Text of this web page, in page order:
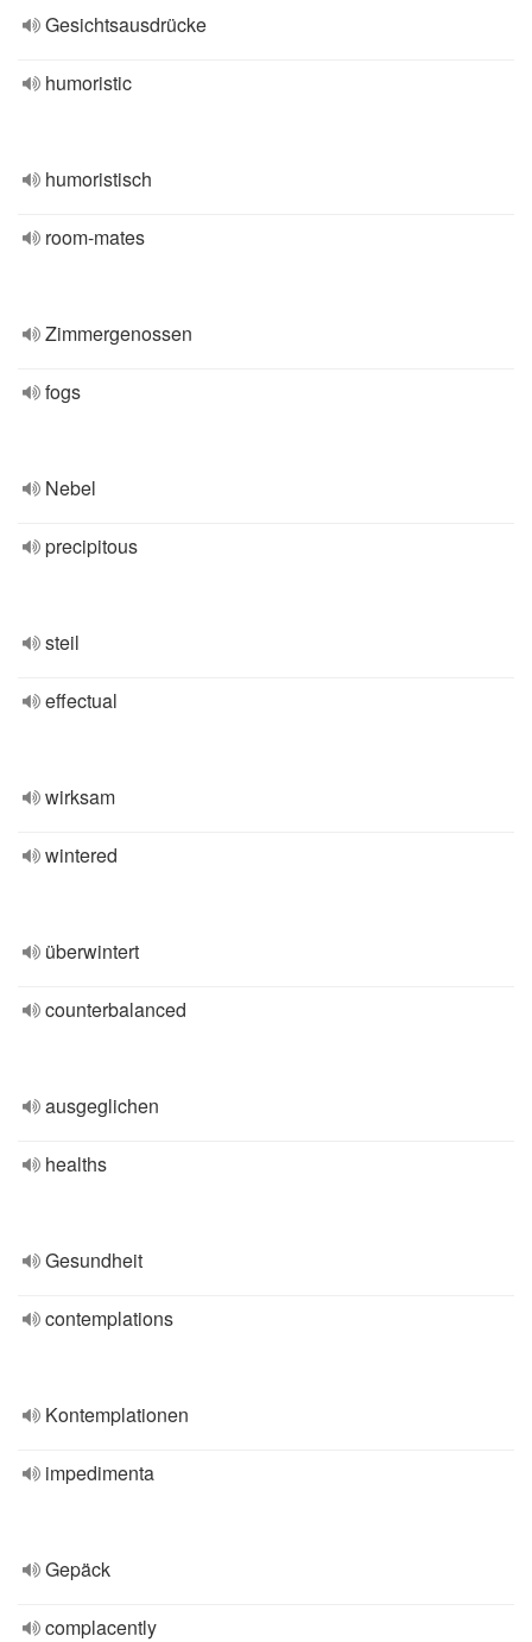
Gesichtsausdrücke
humoristic
humoristisch
room-mates
Zimmergenossen
fogs
Nebel
precipitous
steil
effectual
wirksam
wintered
überwintert
counterbalanced
ausgeglichen
healths
Gesundheit
contemplations
Kontemplationen
impedimenta
Gepäck
complacently